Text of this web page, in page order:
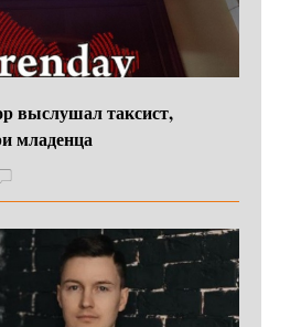
выслушал таксист,
младенца